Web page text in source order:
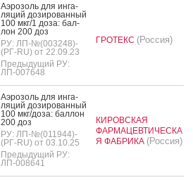
А­эро­золь для ин­га­
ляций до­зиро­ван­ный
100 мкг/1 до­за: бал­
лон 200 доз
РУ: ЛП-№(003248)-
(РГ-RU) от 22.09.23
Предыдущий РУ:
ЛП-007648
ГРОТЕКС (Россия)
А­эро­золь для ин­га­
ляций до­зиро­ван­ный
100 мкг/до­за: бал­лон
200 доз
РУ: ЛП-№(011944)-
(РГ-RU) от 03.10.25
Предыдущий РУ:
ЛП-008641
КИРОВСКАЯ
ФАРМАЦЕВТИЧЕСКА
Я ФАБРИКА (Россия)